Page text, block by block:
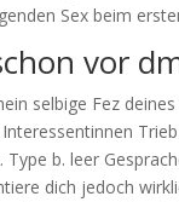
Sex beim
vor
selbige Fez
b. leer
dich jedoch